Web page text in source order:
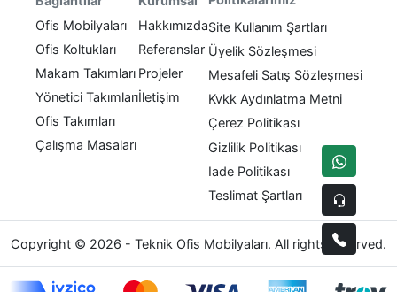
Ofis Mobilyaları
Ofis Koltukları
Makam Takımları
Yönetici Takımları
Ofis Takımları
Çalışma Masaları
Hakkımızda
Referanslar
Projeler
İletişim
Site Kullanım Şartları
Üyelik Sözleşmesi
Mesafeli Satış Sözleşmesi
Kvkk Aydınlatma Metni
Çerez Politikası
Gizlilik Politikası
Iade Politikası
Teslimat Şartları
Copyright © 2026 - Teknik Ofis Mobilyaları. All rights reserved.